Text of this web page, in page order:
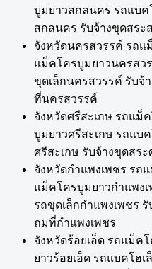
บูมยาวสกลนคร รถแบค
สกลนคร รับจ้างขุดสร
จังหวัดนครสวรรค์ รถแ
แม็คโครบูมยาวนครสว
ขุดเล็กนครสวรรค์ รับจ้
ที่นครสวรรค์
จังหวัดศรีสะเกษ รถแม็
บูมยาวศรีสะเกษ รถแบ
ศรีสะเกษ รับจ้างขุดสร
จังหวัดกำแพงเพชร รถ
แม็คโครบูมยาวกำแพง
รถขุดเล็กกำแพงเพชร
ถมที่กำแพงเพชร
จังหวัดร้อยเอ็ด รถแม็ค
ยาวร้อยเอ็ด รถแบคโฮเ